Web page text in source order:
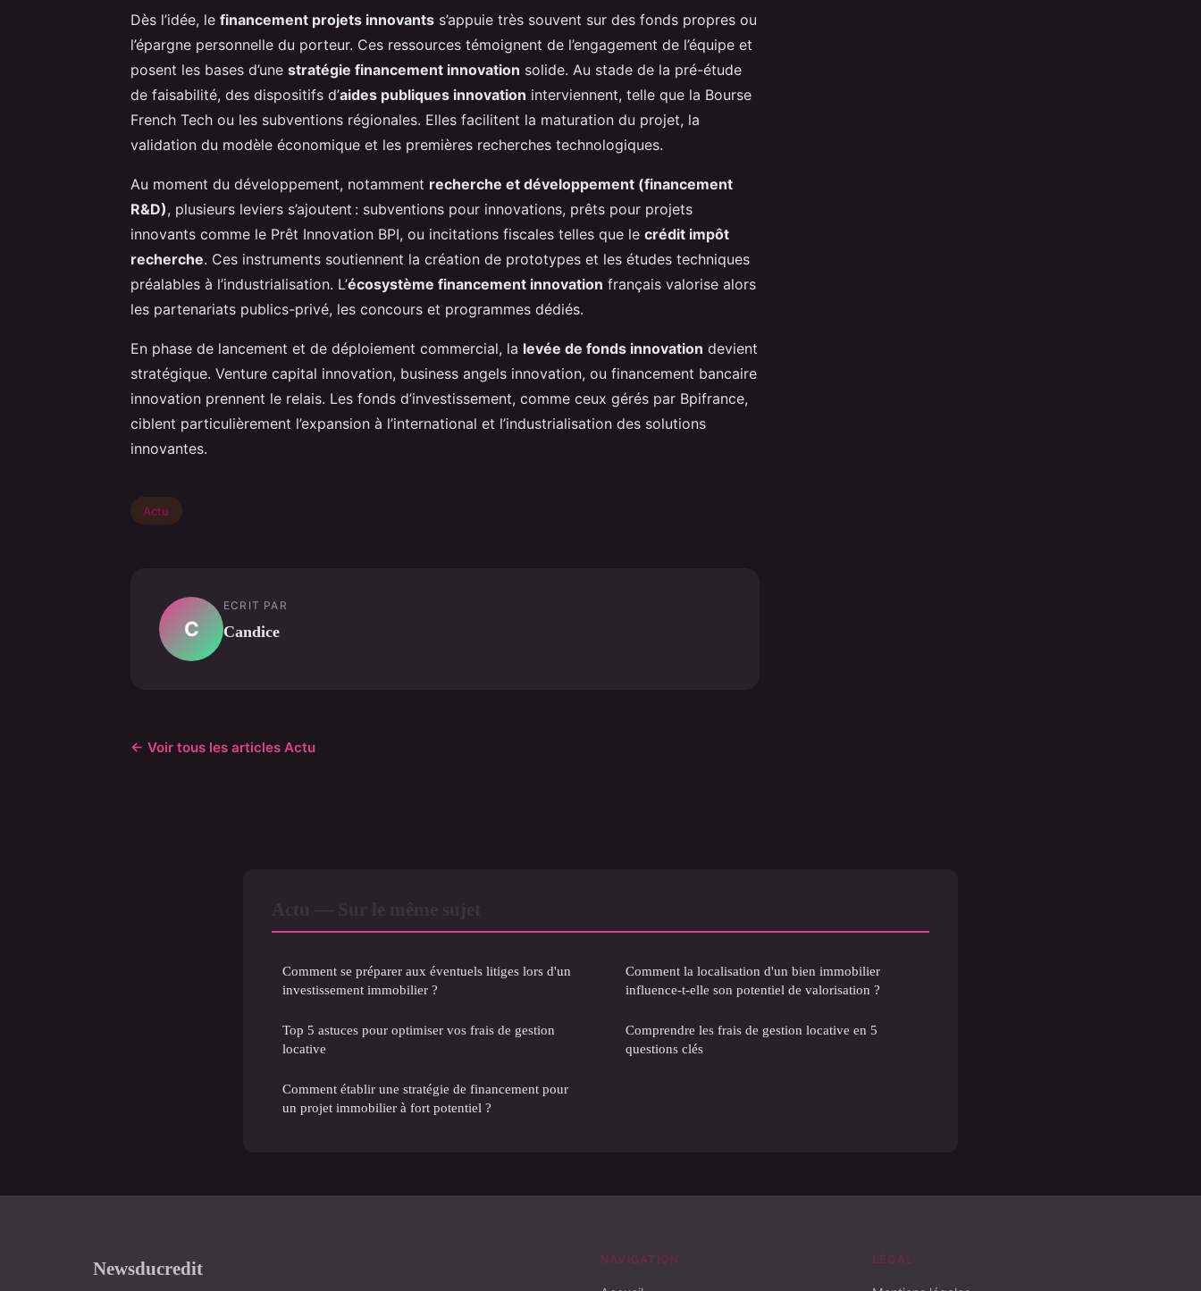
Dès l’idée, le financement projets innovants s’appuie très souvent sur des fonds propres ou
l’épargne personnelle du porteur. Ces ressources témoignent de l’engagement de l’équipe et
posent les bases d’une stratégie financement innovation solide. Au stade de la pré-étude
de faisabilité, des dispositifs d’aides publiques innovation interviennent, telle que la Bourse
French Tech ou les subventions régionales. Elles facilitent la maturation du projet, la
validation du modèle économique et les premières recherches technologiques.
Au moment du développement, notamment recherche et développement (financement
R&D), plusieurs leviers s’ajoutent : subventions pour innovations, prêts pour projets
innovants comme le Prêt Innovation BPI, ou incitations fiscales telles que le crédit impôt
recherche. Ces instruments soutiennent la création de prototypes et les études techniques
préalables à l’industrialisation. L’écosystème financement innovation français valorise alors
les partenariats publics-privé, les concours et programmes dédiés.
En phase de lancement et de déploiement commercial, la levée de fonds innovation devient
stratégique. Venture capital innovation, business angels innovation, ou financement bancaire
innovation prennent le relais. Les fonds d’investissement, comme ceux gérés par Bpifrance,
ciblent particulièrement l’expansion à l’international et l’industrialisation des solutions
innovantes.
Actu
C
ECRIT PAR
Candice
← Voir tous les articles Actu
Comment se préparer aux éventuels litiges lors d'un
investissement immobilier ?
Top 5 astuces pour optimiser vos frais de gestion
locative
Comment établir une stratégie de financement pour
un projet immobilier à fort potentiel ?
Comment la localisation d'un bien immobilier
influence-t-elle son potentiel de valorisation ?
Comprendre les frais de gestion locative en 5
questions clés
Newsducredit NAVIGATION LÉGAL